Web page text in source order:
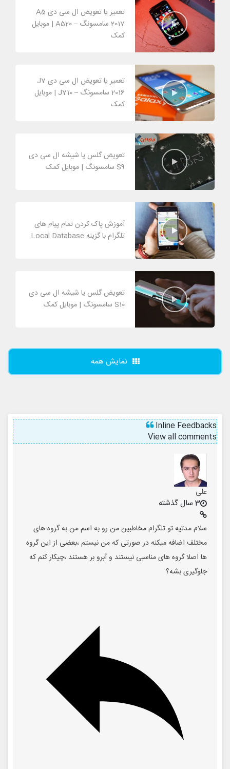
تعمیر یا تعویض ال سی دی A5
2017 سامسونگ – A520 | موبایل
کمک
تعمیر یا تعویض ال سی دی J7
2016 سامسونگ – J710 | موبایل
کمک
تعویض گلس یا شیشه ال سی دی
S9 سامسونگ | موبایل کمک
آموزش پاک کردن تمام پیام های
تلگرام با گزینه Local Database
تعویض گلس یا شیشه ال سی دی
S10 سامسونگ | موبایل کمک
نمایش همه
Inline Feedbacks
View all comments
علی
3 سال گذشته
سلام مدتیه تو تلگرام مخاطبین من رو به اسم من به گروه های
مختلف اضافه میکنه در صورتی که من نیستم ،بعضی از این گروه
ها اصلا گروه های مناسبی نیستند و آبرو بر هستند ،چیکار کنم که
جلوگیری بشه؟